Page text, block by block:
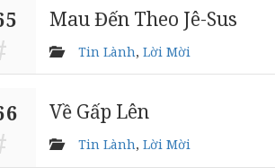
Mau Đến Theo Jê-Sus
Tin Lành, Lời Mời
Về Gấp Lên
Tin Lành, Lời Mời